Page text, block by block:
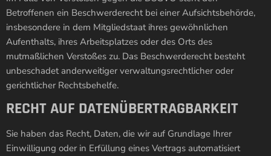
Betroffenen ein Beschwerderecht bei einer Aufsichtsbehörde,
insbesondere in dem Mitgliedstaat ihres gewöhnlichen
Aufenthalts, ihres Arbeitsplatzes oder des Orts des
mutmaßlichen Verstoßes zu. Das Beschwerderecht besteht
unbeschadet anderweitiger verwaltungsrechtlicher oder
gerichtlicher Rechtsbehelfe.
RECHT AUF DATEN­ÜBERTRAG­BARKEIT
Sie haben das Recht, Daten, die wir auf Grundlage Ihrer
Einwilligung oder in Erfüllung eines Vertrags automatisiert